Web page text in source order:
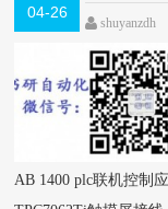
04-26
视频教
shuyanzdh
评论
AB 1400 plc联机控制